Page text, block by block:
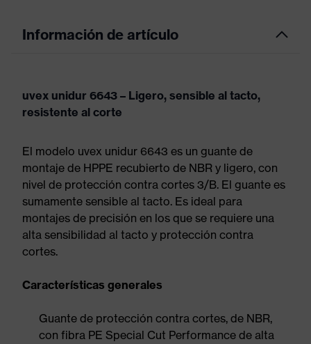
Información de artículo
uvex unidur 6643 – Ligero, sensible al tacto,
resistente al corte
El modelo uvex unidur 6643 es un guante de
montaje de HPPE recubierto de NBR y ligero, con
nivel de protección contra cortes 3/B. El guante es
sumamente sensible al tacto. Es ideal para
montajes de precisión en los que se requiere una
alta sensibilidad al tacto y protección contra
cortes.
Características generales
Guante de protección contra cortes, de NBR,
con fibra PE Special Cut Performance de alta